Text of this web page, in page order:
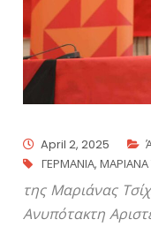
April 2, 2025
ΓΕΡΜΑΝΙΑ,ΜΑΡΙΑΝΑ
της Μαριάνας
Ανυπότακτη